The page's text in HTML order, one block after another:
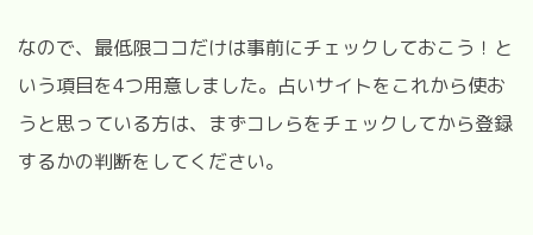
なので、最低限ココだけは事前にチェックしておこう！と
いう項目を4つ用意しました。占いサイトをこれから使お
うと思っている方は、まずコレらをチェックしてから登録
するかの判断をしてください。